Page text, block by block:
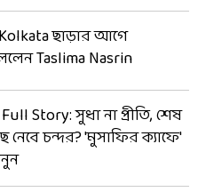
ছাড়ার আগে
Taslima Nasrin
Story: সুধা না প্রীতি, শেষ
নেবে চন্দর? 'মুসাফির ক্যাফে'